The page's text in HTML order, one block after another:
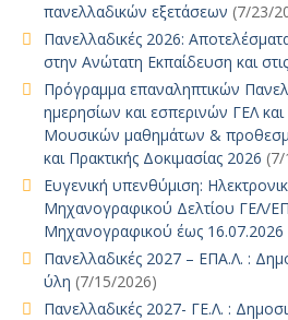
πανελλαδικών εξετάσεων (7/23/
Πανελλαδικές 2026:
στην Ανώτατη Εκπαίδευση και
Πρόγραμμα επαναληπτικών
ημερησίων και εσπερινών ΓΕΛ
Μουσικών μαθημάτων &
και Πρακτικής Δοκιμασίας 2026
Ευγενική υπενθύμιση:
Μηχανογραφικού Δελτίου ΓΕΛ/
Μηχανογραφικού έως 16.07.2026
Πανελλαδικές 2027 – ΕΠΑ.Λ. :
ύλη (7/15/2026)
Πανελλαδικές 2027- ΓΕ.Λ. :